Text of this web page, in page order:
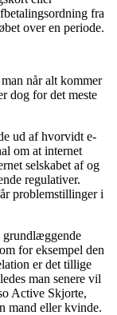
fra
over en periode.
når alt kommer
dog for det meste
ud af hvorvidt e-
om at internet
selskabet af og
regulativer.
problemstillinger i
grundlæggende
for eksempel den
er det tillige
man senere vil
Active Skjorte,
mand eller kvinde.